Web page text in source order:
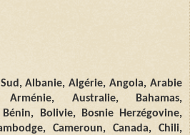
Albanie, Algérie, Angola, Arabie
Australie, Bahamas,
Bénin, Bolivie, Bosnie Herzégovine,
Cameroun, Canada, Chili,